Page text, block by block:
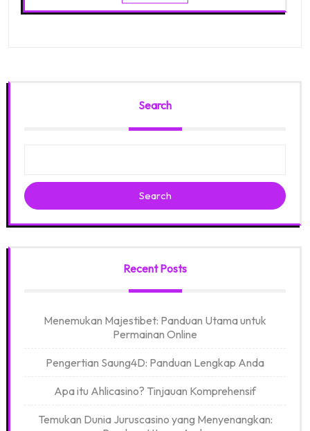
Search
Search
Recent Posts
Menemukan Majestibet: Panduan Utama untuk
Permainan Online
Pengertian Saung4D: Panduan Lengkap Anda
Apa itu Ahlicasino? Tinjauan Komprehensif
Temukan Dunia Juruscasino yang Menyenangkan: